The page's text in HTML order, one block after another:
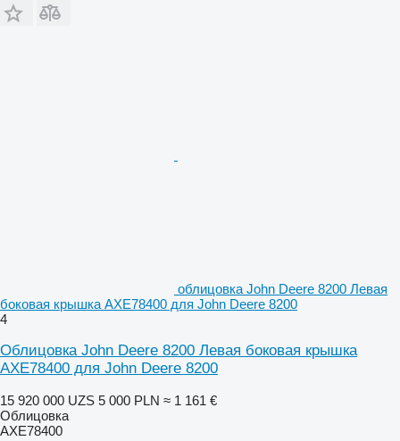
облицовка John Deere 8200 Левая
боковая крышка AXE78400 для John Deere 8200
4
Облицовка John Deere 8200 Левая боковая крышка
AXE78400 для John Deere 8200
15 920 000 UZS 5 000 PLN ≈ 1 161 €
Облицовка
AXE78400